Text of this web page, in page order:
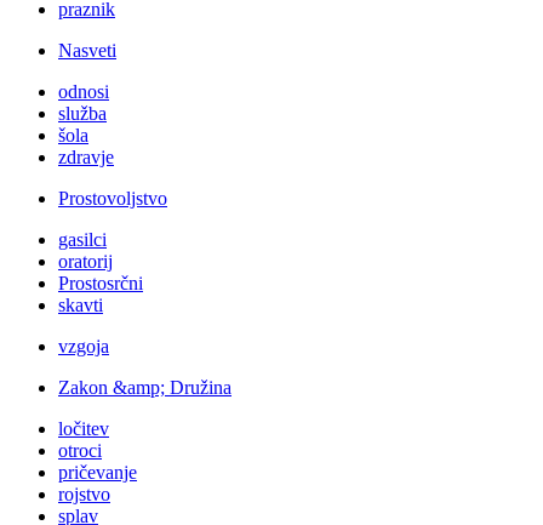
praznik
Nasveti
odnosi
služba
šola
zdravje
Prostovoljstvo
gasilci
oratorij
Prostosrčni
skavti
vzgoja
Zakon &amp; Družina
ločitev
otroci
pričevanje
rojstvo
splav